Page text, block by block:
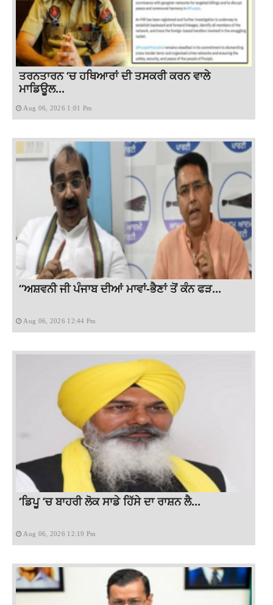
ਤਰਨਤਾਰਨ ‘ਚ ਹਥਿਆਰਾਂ ਦੀ ਤਸਕਰੀ ਕਰਨ ਵਾਲੇ
ਮਾਡਿਊਲ...
Aug 06, 2026 1:01 Pm
“ਅਸ਼ਵਨੀ ਜੀ ਪੰਜਾਬ ਦੀਆਂ ਮਾਵਾਂ-ਭੈਣਾਂ ਤੋਂ ਕੰਨ ਫੜ...
Aug 06, 2026 12:44 Pm
‘ਡਿਪੂ ‘ਚ ਬਾਹਰੀ ਲੋਕ ਸਾਡੇ ਹਿੱਸੇ ਦਾ ਰਾਸ਼ਨ ਲੈ...
Aug 06, 2026 12:19 Pm